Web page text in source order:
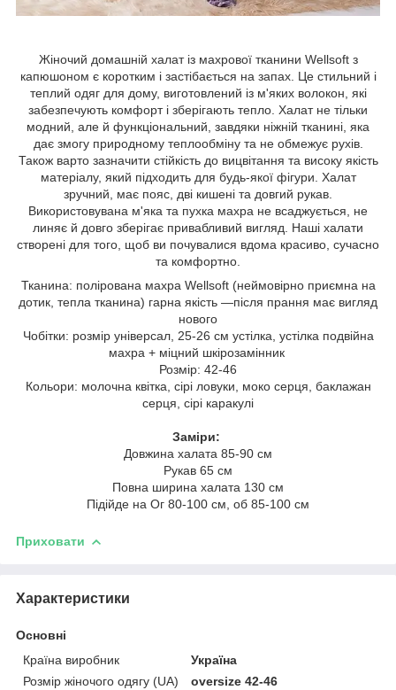
Жіночий домашній халат із махрової тканини Wellsoft з
капюшоном є коротким і застібається на запах. Це стильний і
теплий одяг для дому, виготовлений із м'яких волокон, які
забезпечують комфорт і зберігають тепло. Халат не тільки
модний, але й функціональний, завдяки ніжній тканині, яка
дає змогу природному теплообміну та не обмежує рухів.
Також варто зазначити стійкість до вицвітання та високу якість
матеріалу, який підходить для будь-якої фігури. Халат
зручний, має пояс, дві кишені та довгий рукав.
Використовувана м'яка та пухка махра не всаджується, не
линяє й довго зберігає привабливий вигляд. Наші халати
створені для того, щоб ви почувалися вдома красиво, сучасно
та комфортно.
Тканина: полірована махра Wellsoft (неймовірно приємна на
дотик, тепла тканина) гарна якість —після прання має вигляд
нового
Чобітки: розмір універсал, 25-26 см устілка, устілка подвійна
махра + міцний шкірозамінник
Розмір: 42-46
Кольори: молочна квітка, сірі ловуки, моко серця, баклажан
серця, сірі каракулі
Заміри:
Довжина халата 85-90 см
Рукав 65 см
Повна ширина халата 130 см
Підійде на Ог 80-100 см, об 85-100 см
Приховати
Характеристики
Основні
Країна виробник
Україна
Розмір жіночого одягу (UA)
oversize 42-46